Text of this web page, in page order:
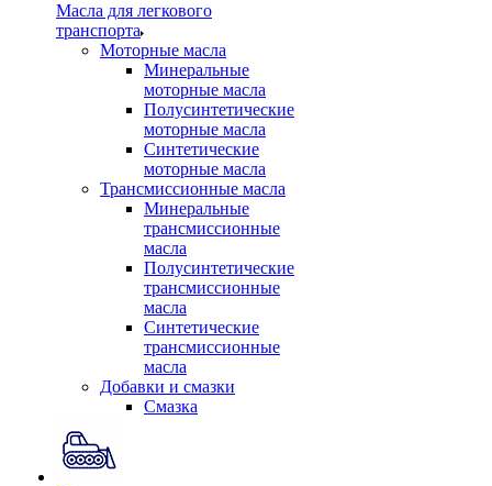
Масла для легкового
транспорта
Моторные масла
Минеральные
моторные масла
Полусинтетические
моторные масла
Синтетические
моторные масла
Трансмиссионные масла
Минеральные
трансмиссионные
масла
Полусинтетические
трансмиссионные
масла
Синтетические
трансмиссионные
масла
Добавки и смазки
Смазка